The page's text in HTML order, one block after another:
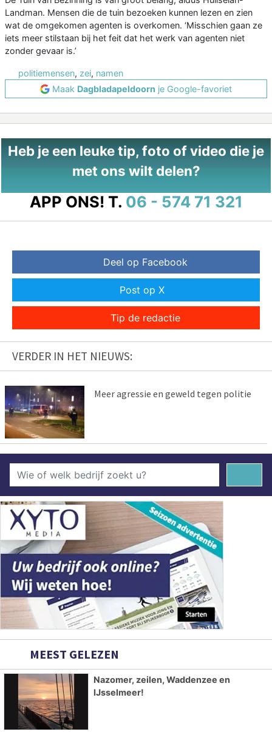
Landman. Mensen die de tuin bezoeken kunnen lezen en zien
wat de omgekomen agenten is overkomen. ‘Misschien gaan ze
iets meer stilstaan bij het feit dat het werk van agenten niet
zonder gevaar is.’
politiemensen, zei, namen
Maak Dagbladapeldoorn je Google-favoriet
Heb je een leuke tip, foto of video die je
met ons wilt delen?
APP ONS! T. 06 - 574 71 321
Deel op Facebook
Post op X
Tip de redactie
VERDER IN HET NIEUWS:
Meer agressie en geweld tegen politie
MEEST GELEZEN
Nazomer, zeilen, Waddenzee en
IJsselmeer!